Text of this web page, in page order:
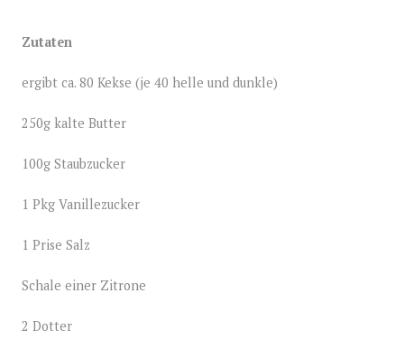
Zutaten
ergibt ca. 80 Kekse (je 40 helle und dunkle)
250g kalte Butter
100g Staubzucker
1 Pkg Vanillezucker
1 Prise Salz
Schale einer Zitrone
2 Dotter